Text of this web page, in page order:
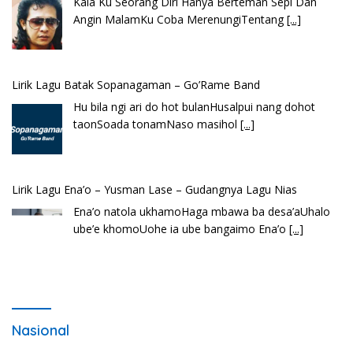
Angin MalamKu Coba MerenungiTentang[...]
Lirik Lagu Batak Sopanagaman – Go’Rame Band
Hu bila ngi ari do hot bulanHusalpui nang dohot
taonSoada tonamNaso masihol [...]
Lirik Lagu Ena’o – Yusman Lase – Gudangnya Lagu Nias
Ena’o natola ukhamoHaga mbawa ba desa’aUhalo
ube’e khomoUohe ia ube bangaimo Ena’o [...]
Nasional